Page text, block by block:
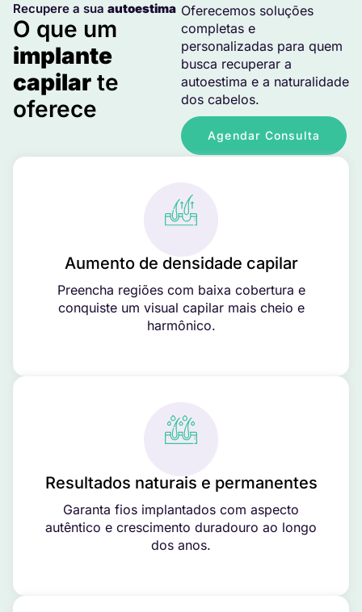
Recupere a sua autoestima
O que um
implante
capilar te
oferece
Oferecemos soluções
completas e
personalizadas para quem
busca recuperar a
autoestima e a naturalidade
dos cabelos.
Agendar Consulta
Aumento de densidade capilar
Preencha regiões com baixa cobertura e
conquiste um visual capilar mais cheio e
harmônico.
Resultados naturais e permanentes
Garanta fios implantados com aspecto
autêntico e crescimento duradouro ao longo
dos anos.